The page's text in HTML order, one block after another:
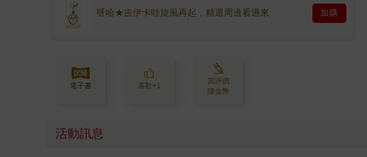
呀哈★吉伊卡哇旋風再起，精選周邊看過來 加購
電子書 喜歡+1
寫評價
賺金幣
活動訊息